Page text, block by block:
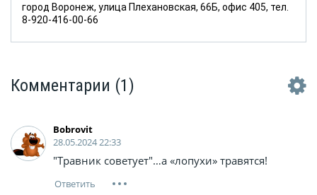
город Воронеж, улица Плехановская, 66Б, офис 405, тел.
8-920-416-00-66
Комментарии (1)
Bobrovit
28.05.2024 22:33
"Травник советует"…а «лопухи» травятся!